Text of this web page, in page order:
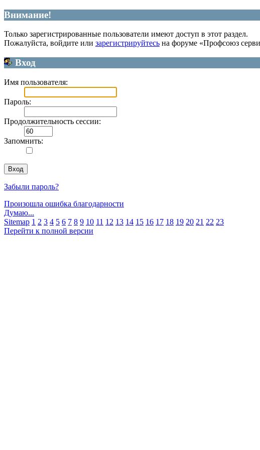
Внимание!
Только зарегистрированные пользователи имеют доступ в этот раздел.
Пожалуйста, войдите или зарегистрируйтесь на форуме «Профсоюз
Вход
Имя пользователя:
Пароль:
Продолжительность сессии:
Запомнить:
Забыли пароль?
Произошла ошибка благодарности
Думаю...
Sitemap 1 2 3 4 5 6 7 8 9 10 11 12 13 14 15 16 17 18 19 20 21 22 23
Перейти к полной версии